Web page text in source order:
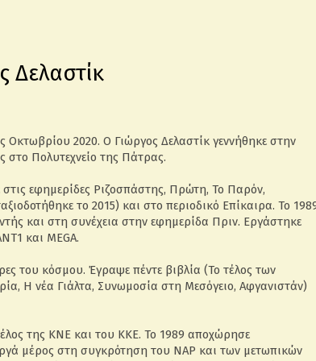
Δελαστίκ
2020. Ο Γιώργος Δελαστίκ γεννήθηκε στην
στο Πολυτεχνείο της Πάτρας.
εφημερίδες Ριζοσπάστης, Πρώτη, Το Παρόν,
το 2015) και στο περιοδικό Επίκαιρα. Το
και στη συνέχεια στην εφημερίδα Πριν. Εργάστηκε
και MEGA.
του κόσμου. Έγραψε πέντε βιβλία (Το τέλος των
Η νέα Γιάλτα, Συνωμοσία στη Μεσόγειο, Αφγανιστάν)
της ΚΝΕ και του ΚΚΕ. Το 1989 αποχώρησε
μέρος στη συγκρότηση του ΝΑΡ και των μετωπικών